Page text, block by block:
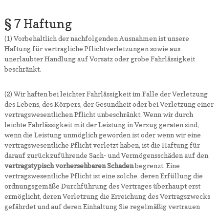
§ 7 Haftung
(1) Vorbehaltlich der nachfolgenden Ausnahmen ist unsere
Haftung für vertragliche Pflichtverletzungen sowie aus
unerlaubter Handlung auf Vorsatz oder grobe Fahrlässigkeit
beschränkt.
(2) Wir haften bei leichter Fahrlässigkeit im Falle der Verletzung
des Lebens, des Körpers, der Gesundheit oder bei Verletzung einer
vertragswesentlichen Pflicht unbeschränkt. Wenn wir durch
leichte Fahrlässigkeit mit der Leistung in Verzug geraten sind,
wenn die Leistung unmöglich geworden ist oder wenn wir eine
vertragswesentliche Pflicht verletzt haben, ist die Haftung für
darauf zurückzuführende Sach- und Vermögensschäden auf den
vertragstypisch vorhersehbaren Schadenbegrenzt. Eine
vertragswesentliche Pflicht ist eine solche, deren Erfüllung die
ordnungsgemäße Durchführung des Vertrages überhaupt erst
ermöglicht, deren Verletzung die Erreichung des Vertragszwecks
gefährdet und auf deren Einhaltung Sie regelmäßig vertrauen